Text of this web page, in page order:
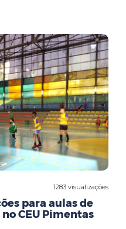
1283 visualizações
para aulas de
CEU Pimentas